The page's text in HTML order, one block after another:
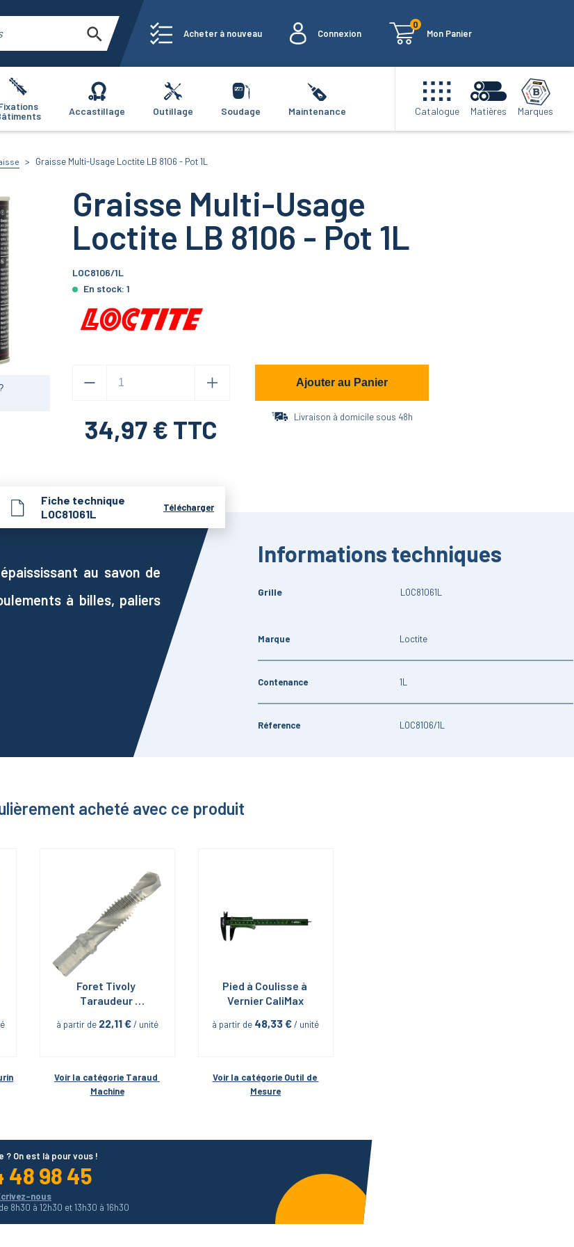
Acheter à nouveau Connexion
0
Mon Panier
Accastillage Outillage Soudage Maintenance Catalogue Matières Marques
Graisse Multi-Usage Loctite LB 8106 - Pot 1L
Graisse Multi-Usage
Loctite LB 8106 - Pot 1L
LOC8106/1L
En stock:1
34,97 € TTC
Ajouter au Panier
Livraison à domicile sous 48h
Fiche technique
LOC81061L
Télécharger
au savon de
à billes, paliers
Informations techniques
Grille LOC81061L
Marque Loctite
Contenance 1L
Réference LOC8106/1L
acheté avec ce produit
Foret Tivoly
Taraudeur
Queue Hexagonale
à partir de 22,11 € / unité
Voir la catégorie Taraud
Machine
Pied à Coulisse à
Vernier CaliMax
à partir de 48,33 € / unité
Voir la catégorie Outil de
Mesure
? On est là pour vous !
48 98 45
nous
8h30 à 12h30 et 13h30 à 16h30